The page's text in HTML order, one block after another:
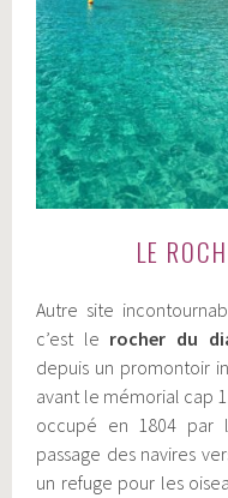
LE
Autre site
c’est le rocher du
depuis un promontoir
avant le mémorial cap
occupé en 1804 par
passage des navires
un refuge pour les